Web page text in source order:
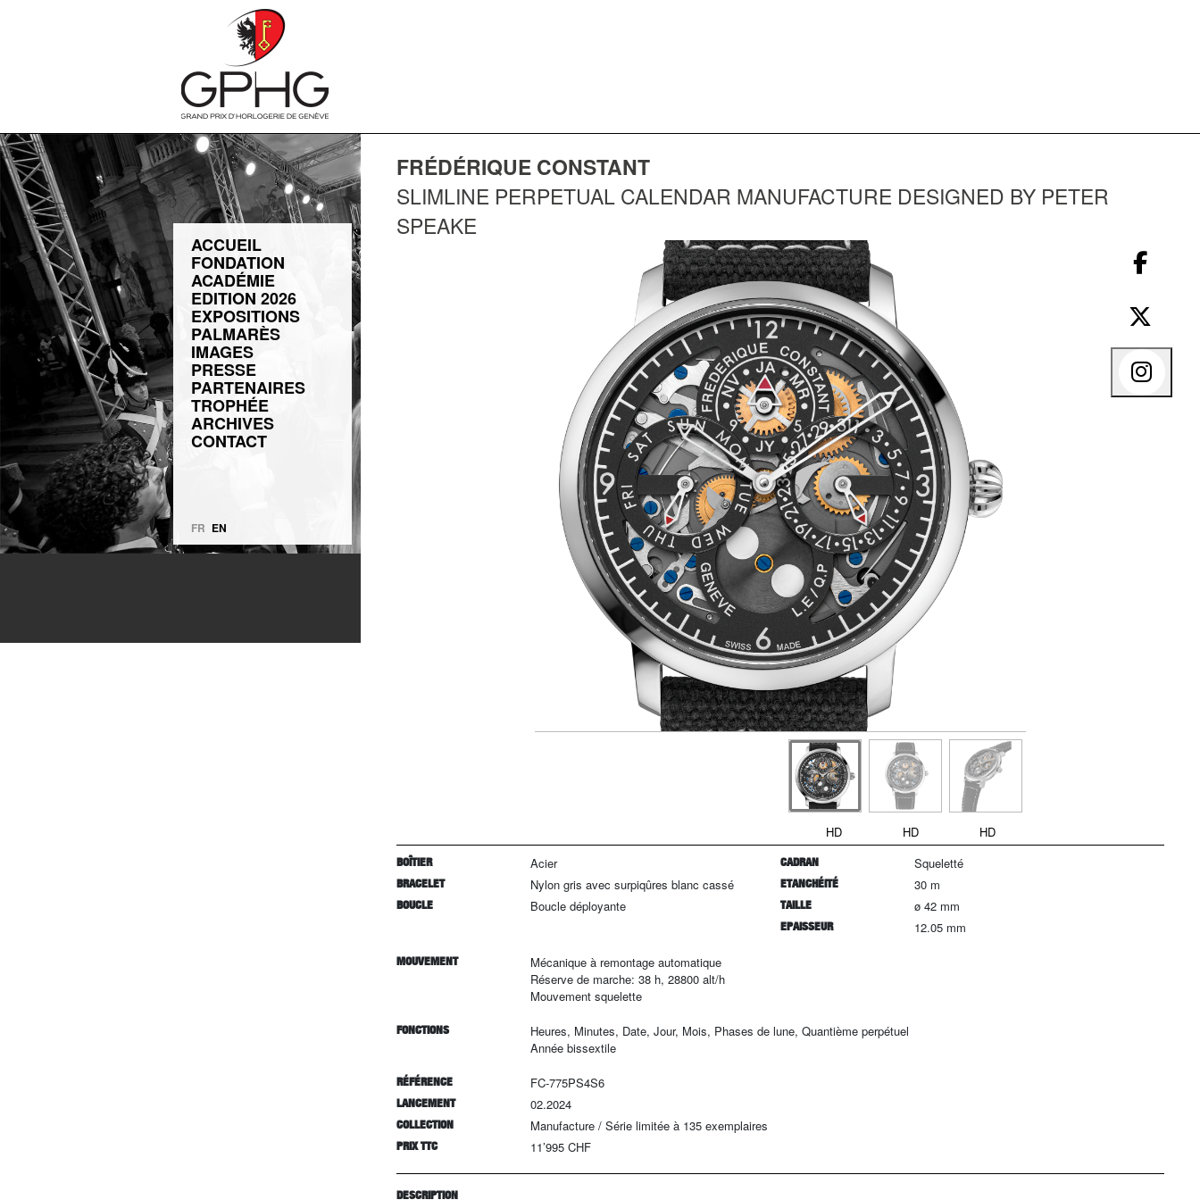
ACCUEIL
FONDATION
ACADÉMIE
EDITION 2026
EXPOSITIONS
PALMARÈS
IMAGES
PRESSE
PARTENAIRES
TROPHÉE
ARCHIVES
CONTACT
FR EN
FRÉDÉRIQUE CONSTANT
SLIMLINE PERPETUAL CALENDAR MANUFACTURE DESIGNED BY PETER
SPEAKE
HD HD HD
BOÎTIER Acier
BRACELET Nylon gris avec surpiqûres blanc cassé
BOUCLE Boucle déployante
CADRAN Squeletté
ETANCHÉITÉ 30 m
TAILLE ø 42 mm
EPAISSEUR 12.05 mm
MOUVEMENT
Mécanique à remontage automatique
Réserve de marche: 38 h, 28800 alt/h
Mouvement squelette
FONCTIONS
Heures, Minutes, Date, Jour, Mois, Phases de lune, Quantième perpétuel
Année bissextile
RÉFÉRENCE FC-775PS4S6
LANCEMENT 02.2024
COLLECTION Manufacture / Série limitée à 135 exemplaires
PRIX TTC 11’995 CHF
DESCRIPTION